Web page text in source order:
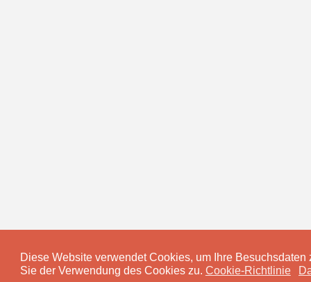
Diese Website verwendet Cookies, um Ihre
Sie der Verwendung des Cookies zu. Cookie-Richtlinie